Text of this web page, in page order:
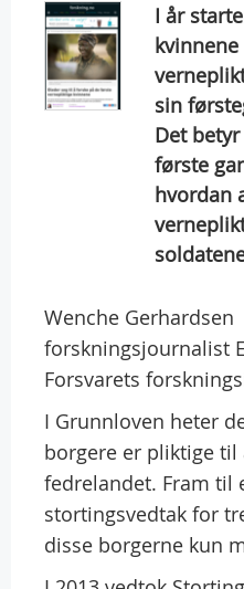
I år
sin
Det
første
hvordan
Wenche Gerhardsen
forskningsjournalist
Forsvarets
I Grunnloven heter
borgere er pliktige til
fedrelandet. Fram til
stortingsvedtak for
disse borgerne kun